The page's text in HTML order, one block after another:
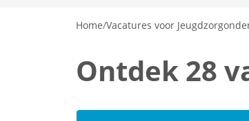
Home/Vacatures voor
Ontdek 28